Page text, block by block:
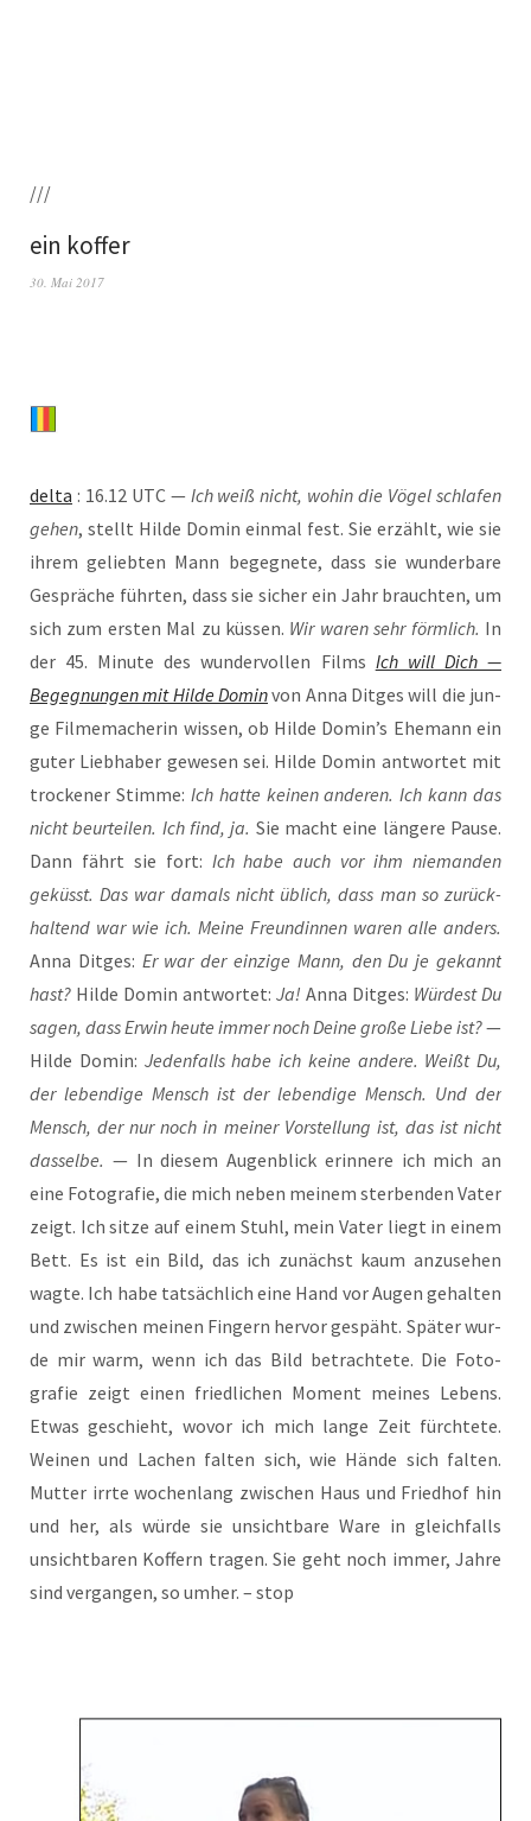
///
ein koffer
30. Mai 2017
del­ta : 16.12 UTC — Ich weiß nicht, wohin die Vögel schla­fen
gehen, stellt Hil­de Domin ein­mal fest. Sie erzählt, wie sie
ihrem gelieb­ten Mann begeg­ne­te, dass sie wun­der­ba­re
Gesprä­che führ­ten, dass sie sicher ein Jahr brauch­ten, um
sich zum ers­ten Mal zu küs­sen. Wir waren sehr förm­lich. In
der 45. Minu­te des wun­der­vol­len Films Ich will Dich —
Begeg­nun­gen mit Hil­de Dominvon Anna Dit­ges will die jun­
ge Fil­me­ma­che­rin wis­sen, ob Hil­de Domin’s Ehe­mann ein
guter Lieb­ha­ber gewe­sen sei. Hil­de Domin ant­wor­tet mit
tro­cke­ner Stim­me: Ich hat­te kei­nen ande­ren. Ich kann das
nicht beur­tei­len. Ich find, ja. Sie macht eine län­ge­re Pau­se.
Dann fährt sie fort: Ich habe auch vor ihm nie­man­den
geküsst. Das war damals nicht üblich, dass man so zurück­
hal­tend war wie ich. Mei­ne Freun­din­nen waren alle anders.
Anna Dit­ges: Er war der ein­zi­ge Mann, den Du je gekannt
hast? Hil­de Domin ant­wor­tet: Ja! Anna Dit­ges: Wür­dest Du
sagen, dass Erwin heu­te immer noch Dei­ne gro­ße Lie­be ist?—
Hil­de Domin: Jeden­falls habe ich kei­ne ande­re. Weißt Du,
der leben­di­ge Mensch ist der leben­di­ge Mensch. Und der
Mensch, der nur noch in mei­ner Vor­stel­lung ist, das ist nicht
das­sel­be. — In die­sem Augen­blick erin­ne­re ich mich an
eine Foto­grafie, die mich neben mei­nem ster­benden Vater
zeigt. Ich sit­ze auf einem Stuhl, mein Vater liegt in einem
Bett. Es ist ein Bild, das ich zunächst kaum anzu­sehen
wag­te. Ich habe tatsäch­lich eine Hand vor Augen gehal­ten
und zwi­schen mei­nen Fin­gern her­vor gespäht. Spä­ter wur­
de mir warm, wenn ich das Bild betrach­te­te. Die Foto­
grafie zeigt einen fried­li­chen Moment mei­nes Lebens.
Etwas geschieht, wovor ich mich lan­ge Zeit fürch­te­te.
Wei­nen und Lachen fal­ten sich, wie Hän­de sich fal­ten.
Mut­ter irr­te wochen­lang zwi­schen Haus und Fried­hof hin
und her, als wür­de sie unsicht­bare Ware in gleich­falls
unsicht­baren Kof­fern tra­gen. Sie geht noch immer, Jah­re
sind ver­gan­gen, so umher. – stop